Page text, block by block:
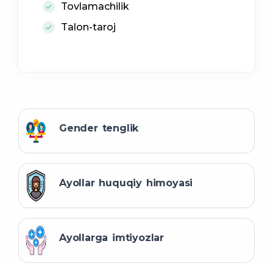
Tovlamachilik
Talon-taroj
Gender tenglik
Ayollar huquqiy himoyasi
Ayollarga imtiyozlar